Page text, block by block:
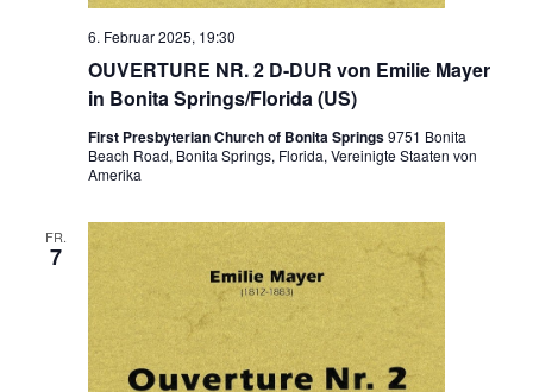
OUVERTURE NR. 2 D-DUR von Emilie Mayer
in Bonita Springs/Florida (US)
6. Februar 2025, 19:30
First Presbyterian Church of Bonita Springs9751 Bonita
Beach Road, Bonita Springs, Florida, Vereinigte Staaten von
Amerika
FR.
7